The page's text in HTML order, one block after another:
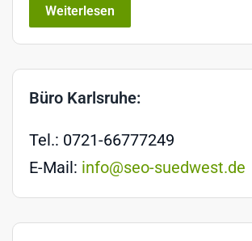
Weiterlesen
Büro Karlsruhe:
Tel.: 0721-66777249
E-Mail: info@seo-suedwest.de